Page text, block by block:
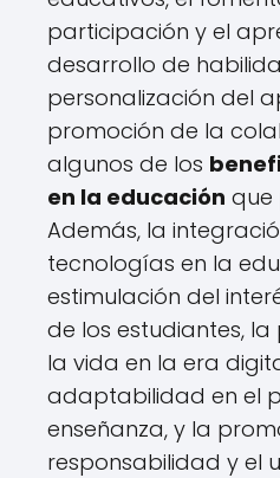
participación y el
desarrollo de
personalización del
promoción de la
algunos de los
en la educación que
Además, la
tecnologías en la
estimulación del
de los estudiantes,
la vida en la era
adaptabilidad en el
enseñanza, y la
responsabilidad y el